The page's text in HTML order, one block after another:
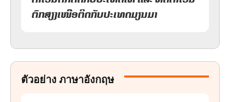
ຕົກສຽງເໜືອຕິດກັບປະເທດມຽນມາ
ตัวอย่าง ภาษาอังกฤษ